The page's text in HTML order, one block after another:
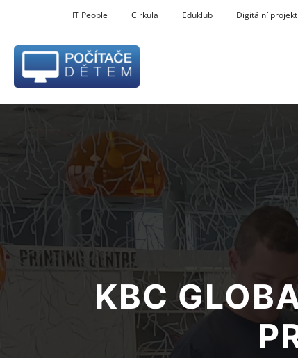
IT People Cirkula Eduklub Digitální
KBC